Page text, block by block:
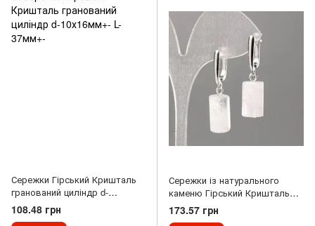
Сережки Гірський Кришталь
гранований циліндр d-
10х16мм+- L-37мм+-
108.48 грн
Сережки із натурального
каменю Гірський Кришталь
гранований циліндр d-
16х10мм+-
173.57 грн